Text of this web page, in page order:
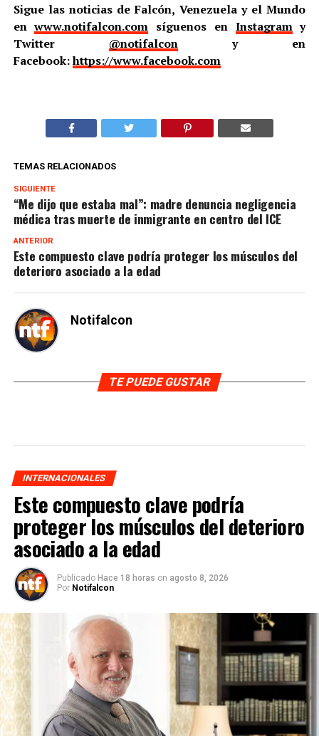
Sigue las noticias de Falcón, Venezuela y el Mundo
enwww.notifalcon.com síguenos en Instagramy
Twitter @notifalcony en
Facebook:https://www.facebook.com
TEMAS RELACIONADOS
SIGUIENTE
“Me dijo que estaba mal”: madre denuncia negligencia
médica tras muerte de inmigrante en centro del ICE
ANTERIOR
Este compuesto clave podría proteger los músculos del
deterioro asociado a la edad
Notifalcon
TE PUEDE GUSTAR
INTERNACIONALES
Este compuesto clave podría
proteger los músculos del deterioro
asociado a la edad
Publicado Hace 18 horas on agosto 8, 2026
Por Notifalcon